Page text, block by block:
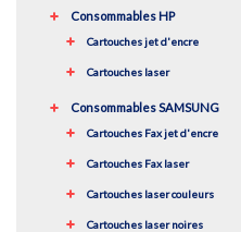
Consommables HP
Cartouches jet d'encre
Cartouches laser
Consommables SAMSUNG
Cartouches Fax jet d'encre
Cartouches Fax laser
Cartouches laser couleurs
Cartouches laser noires